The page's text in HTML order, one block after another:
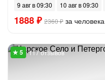
9 авг в 09:30 10 авг в 09:30
1888 ₽ 2360 ₽ за человека
117 отзывов